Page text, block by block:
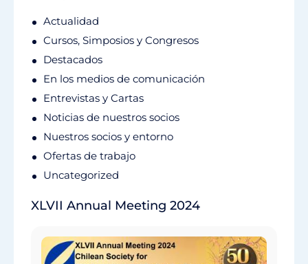
Actualidad
Cursos, Simposios y Congresos
Destacados
En los medios de comunicación
Entrevistas y Cartas
Noticias de nuestros socios
Nuestros socios y entorno
Ofertas de trabajo
Uncategorized
XLVII Annual Meeting 2024